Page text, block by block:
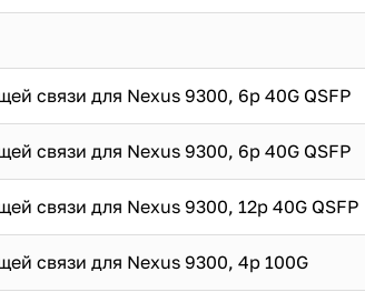
связи для Nexus 9300, 6p 40G QSFP
связи для Nexus 9300, 6p 40G QSFP
связи для Nexus 9300, 12p 40G QSFP
связи для Nexus 9300, 4p 100G